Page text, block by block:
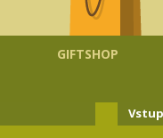
GIFTSHOP